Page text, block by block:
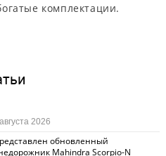
комплектации.
обновленный
Mahindra Scorpio-N
2026